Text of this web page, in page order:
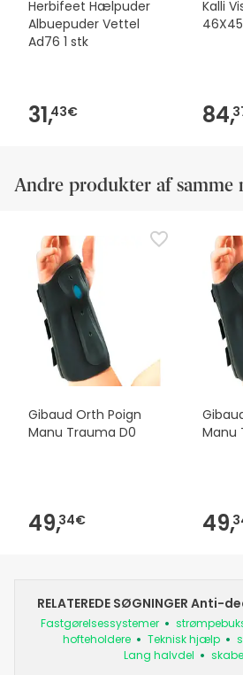
Herbifeet Hælpuder
Albuepuder Vettel
Ad76 1 stk
31,43€
Kalli
84,
Andre produkter af samme
Gibaud Orth Poign
Manu Trauma D0
49,34€
Manu
49,
RELATEREDE SØGNINGER
Fastgørelsessystemer
hofteholdere
Teknisk hjælp
Lang halvdel